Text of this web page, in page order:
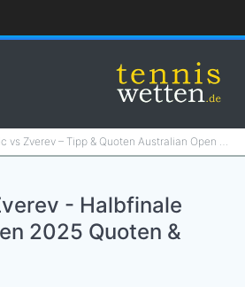
Zverev – Tipp & Quoten Australian Open Halbfinale 2025
- Halbfinale
2025 Quoten &